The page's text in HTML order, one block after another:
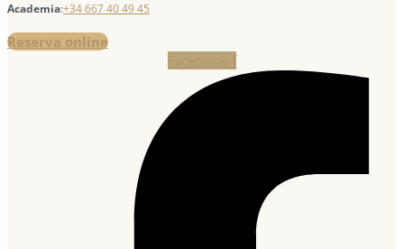
Academia:+34 667 40 49 45
Reserva online